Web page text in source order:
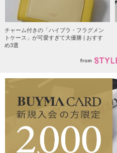
チャーム付きの「ハイブラ・フラグメン
トケース」が可愛すぎて大優勝 | おすす
め3選